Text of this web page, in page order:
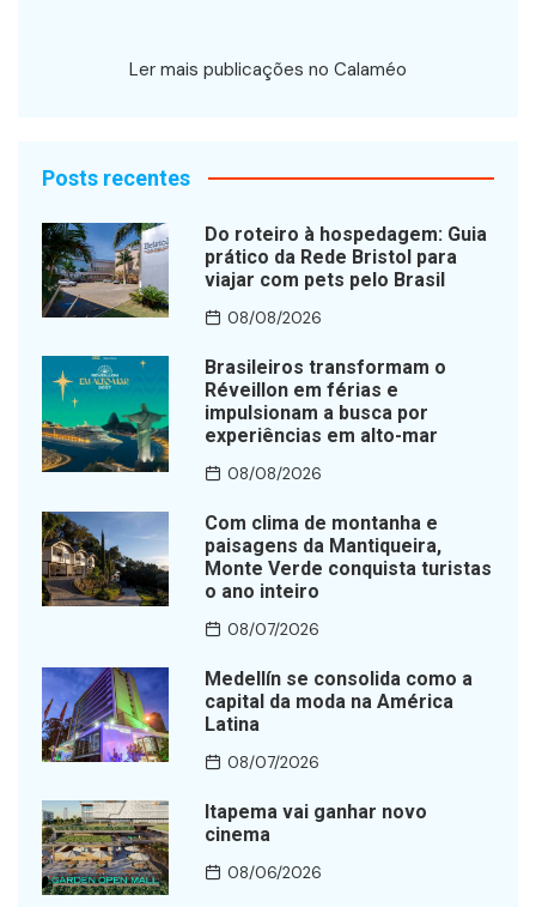
Ler mais publicações no Calaméo
Posts recentes
Do roteiro à hospedagem: Guia
prático da Rede Bristol para
viajar com pets pelo Brasil
08/08/2026
Brasileiros transformam o
Réveillon em férias e
impulsionam a busca por
experiências em alto-mar
08/08/2026
Com clima de montanha e
paisagens da Mantiqueira,
Monte Verde conquista turistas
o ano inteiro
08/07/2026
Medellín se consolida como a
capital da moda na América
Latina
08/07/2026
Itapema vai ganhar novo
cinema
08/06/2026